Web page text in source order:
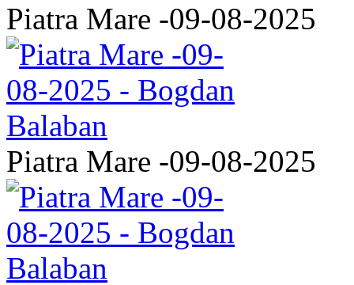
Piatra Mare -09-08-2025
Piatra Mare -09-08-2025